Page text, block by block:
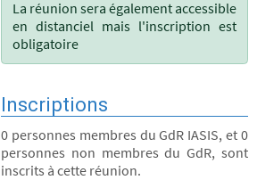
La réunion sera également accessible
en distanciel mais l'inscription est
obligatoire
Inscriptions
0 personnes membres du GdR IASIS, et 0
personnes non membres du GdR, sont
inscrits à cette réunion.